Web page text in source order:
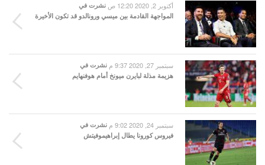
نشرت في أكتوبر 2, 2020 12:20 ص
المواجهة القادمة بين ميسي ورونالدو قد تكون الأخيرة
نشرت في سبتمبر 27, 2020 9:37 م
هزيمة مذلة لبايرن ميونخ أمام هوفنهايم
نشرت في سبتمبر 24, 2020 9:02 م
فيروس كورونا يطال إبراهيموفيتش